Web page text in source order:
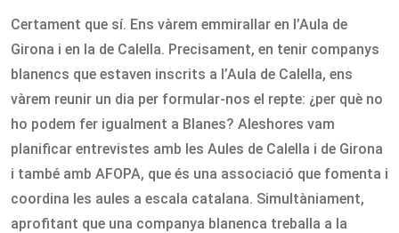
Certament que sí. Ens vàrem emmirallar en l’Aula de
Girona i en la de Calella. Precisament, en tenir companys
blanencs que estaven inscrits a l’Aula de Calella, ens
vàrem reunir un dia per formular-nos el repte: ¿per què no
ho podem fer igualment a Blanes? Aleshores vam
planificar entrevistes amb les Aules de Calella i de Girona
i també amb AFOPA, que és una associació que fomenta i
coordina les aules a escala catalana. Simultàniament,
aprofitant que una companya blanenca treballa a la